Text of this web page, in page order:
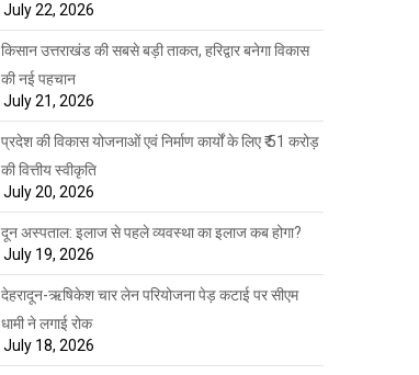
July 22, 2026
किसान उत्तराखंड की सबसे बड़ी ताकत, हरिद्वार बनेगा विकास
की नई पहचान
July 21, 2026
प्रदेश की विकास योजनाओं एवं निर्माण कार्यों के लिए ₹ 51 करोड़
की वित्तीय स्वीकृति
July 20, 2026
दून अस्पताल: इलाज से पहले व्यवस्था का इलाज कब होगा?
July 19, 2026
देहरादून-ऋषिकेश चार लेन परियोजना पेड़ कटाई पर सीएम
धामी ने लगाई रोक
July 18, 2026